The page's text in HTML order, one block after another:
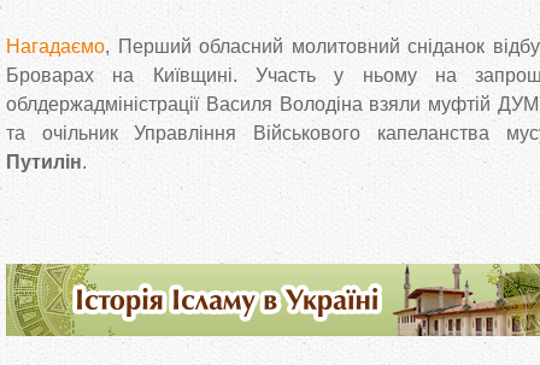
Нагадаємо, Перший обласний молитовний сніданок
Броварах на Київщині. Участь у ньому на
облдержадміністрації Василя Володіна взяли муфтій
та очільник Управління Військового капеланства
Путилін.